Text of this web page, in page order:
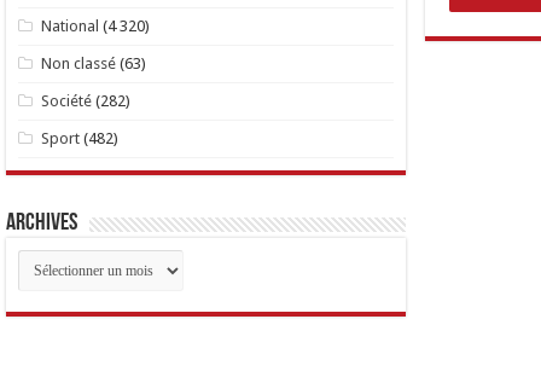
National (4 320)
Non classé (63)
Société (282)
Sport (482)
Archives
Archives